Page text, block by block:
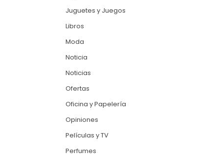
Juguetes y Juegos
Libros
Moda
Noticia
Noticias
Ofertas
Oficina y Papelería
Opiniones
Películas y TV
Perfumes